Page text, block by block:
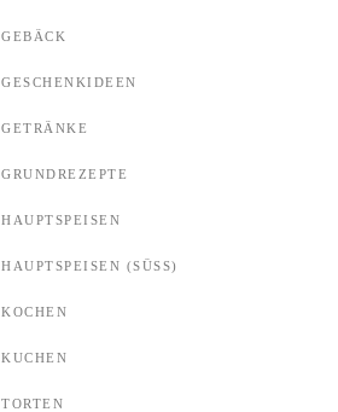
GEBÄCK
GESCHENKIDEEN
GETRÄNKE
GRUNDREZEPTE
HAUPTSPEISEN
HAUPTSPEISEN (SÜSS)
KOCHEN
KUCHEN
TORTEN